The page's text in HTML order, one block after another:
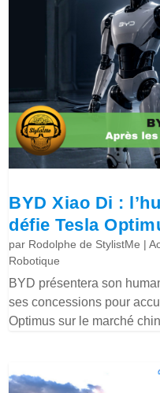
BYD Xiao Di :
défie Tesla
par Rodolphe de StylistMe |
Robotique
BYD présentera son
ses concessions pour
Optimus sur le marché